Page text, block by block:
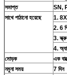
সমাপ্ত
SN,
সাথে পাঠানো হয়েছে
1.
2. 6
3. স্ক্রু
4.
মোড়ক
এক
নমুনা সময়
7 দিন